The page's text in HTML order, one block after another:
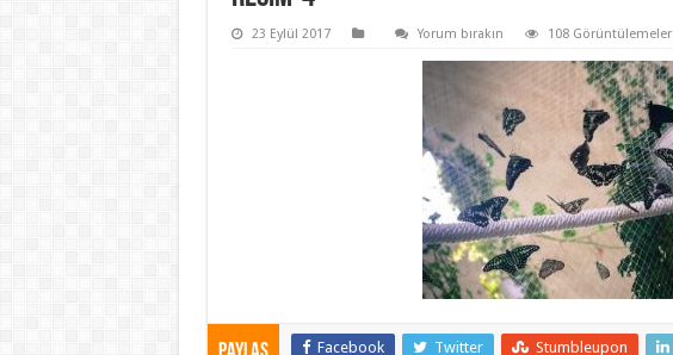
23 Eylül 2017 Yorum bırakın 108 Görüntülemeler
Facebook Twitter Stumbleupon